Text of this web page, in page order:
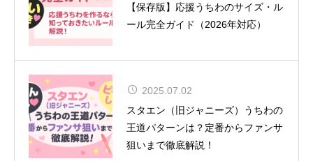
【保存版】応援うちわのサイズ・ル
ール完全ガイド（2026年対応）
2025.07.02
スタエン（旧ジャニーズ）うちわの
王道パターンは？定番からファンサ
狙いまで徹底解説！
阪では『SONIC EXPO 2025』のヘ
ッドライナーとして特別公演を実施
舞台『呪術廻戦』-懐玉・玉折- 全キ
ャスト＆ビジュアル解禁！